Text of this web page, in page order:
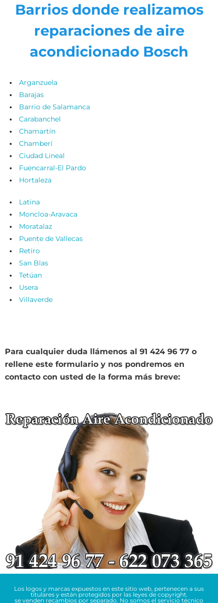
Barrios donde realizamos
reparaciones de aire
acondicionado Bosch
Arganzuela
Barajas
Barrio de Salamanca
Carabanchel
Chamartín
Chamberí
Ciudad Lineal
Fuencarral-El Pardo
Hortaleza
Latina
Moncloa-Aravaca
Moratalaz
Puente de Vallecas
Retiro
San Blas
Tetúan
Usera
Villaverde
Para cualquier duda llámenos al 91 424 96 77 o
rellene este formulario y nos pondremos en
contacto con usted de la forma más breve:
Los logos y marcas expuestos en este sitio web, pertenecen a sus
titulares y están protegidos por las leyes de copyright.
se venden recambios por separado. No somos el servicio técnico